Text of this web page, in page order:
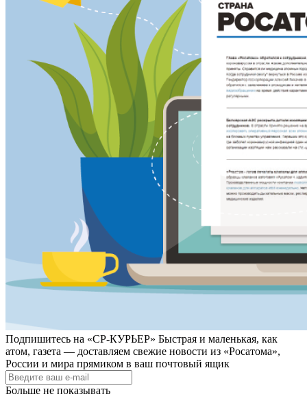
Подпишитесь на «СР-КУРЬЕР» Быстрая и маленькая, как
атом, газета — доставляем свежие новости из «Росатома»,
России и мира прямиком в ваш почтовый ящик
Больше не показывать